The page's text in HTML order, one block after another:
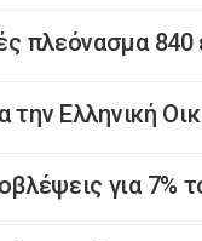
πλεόνασμα 840
την Ελληνική
για 7%